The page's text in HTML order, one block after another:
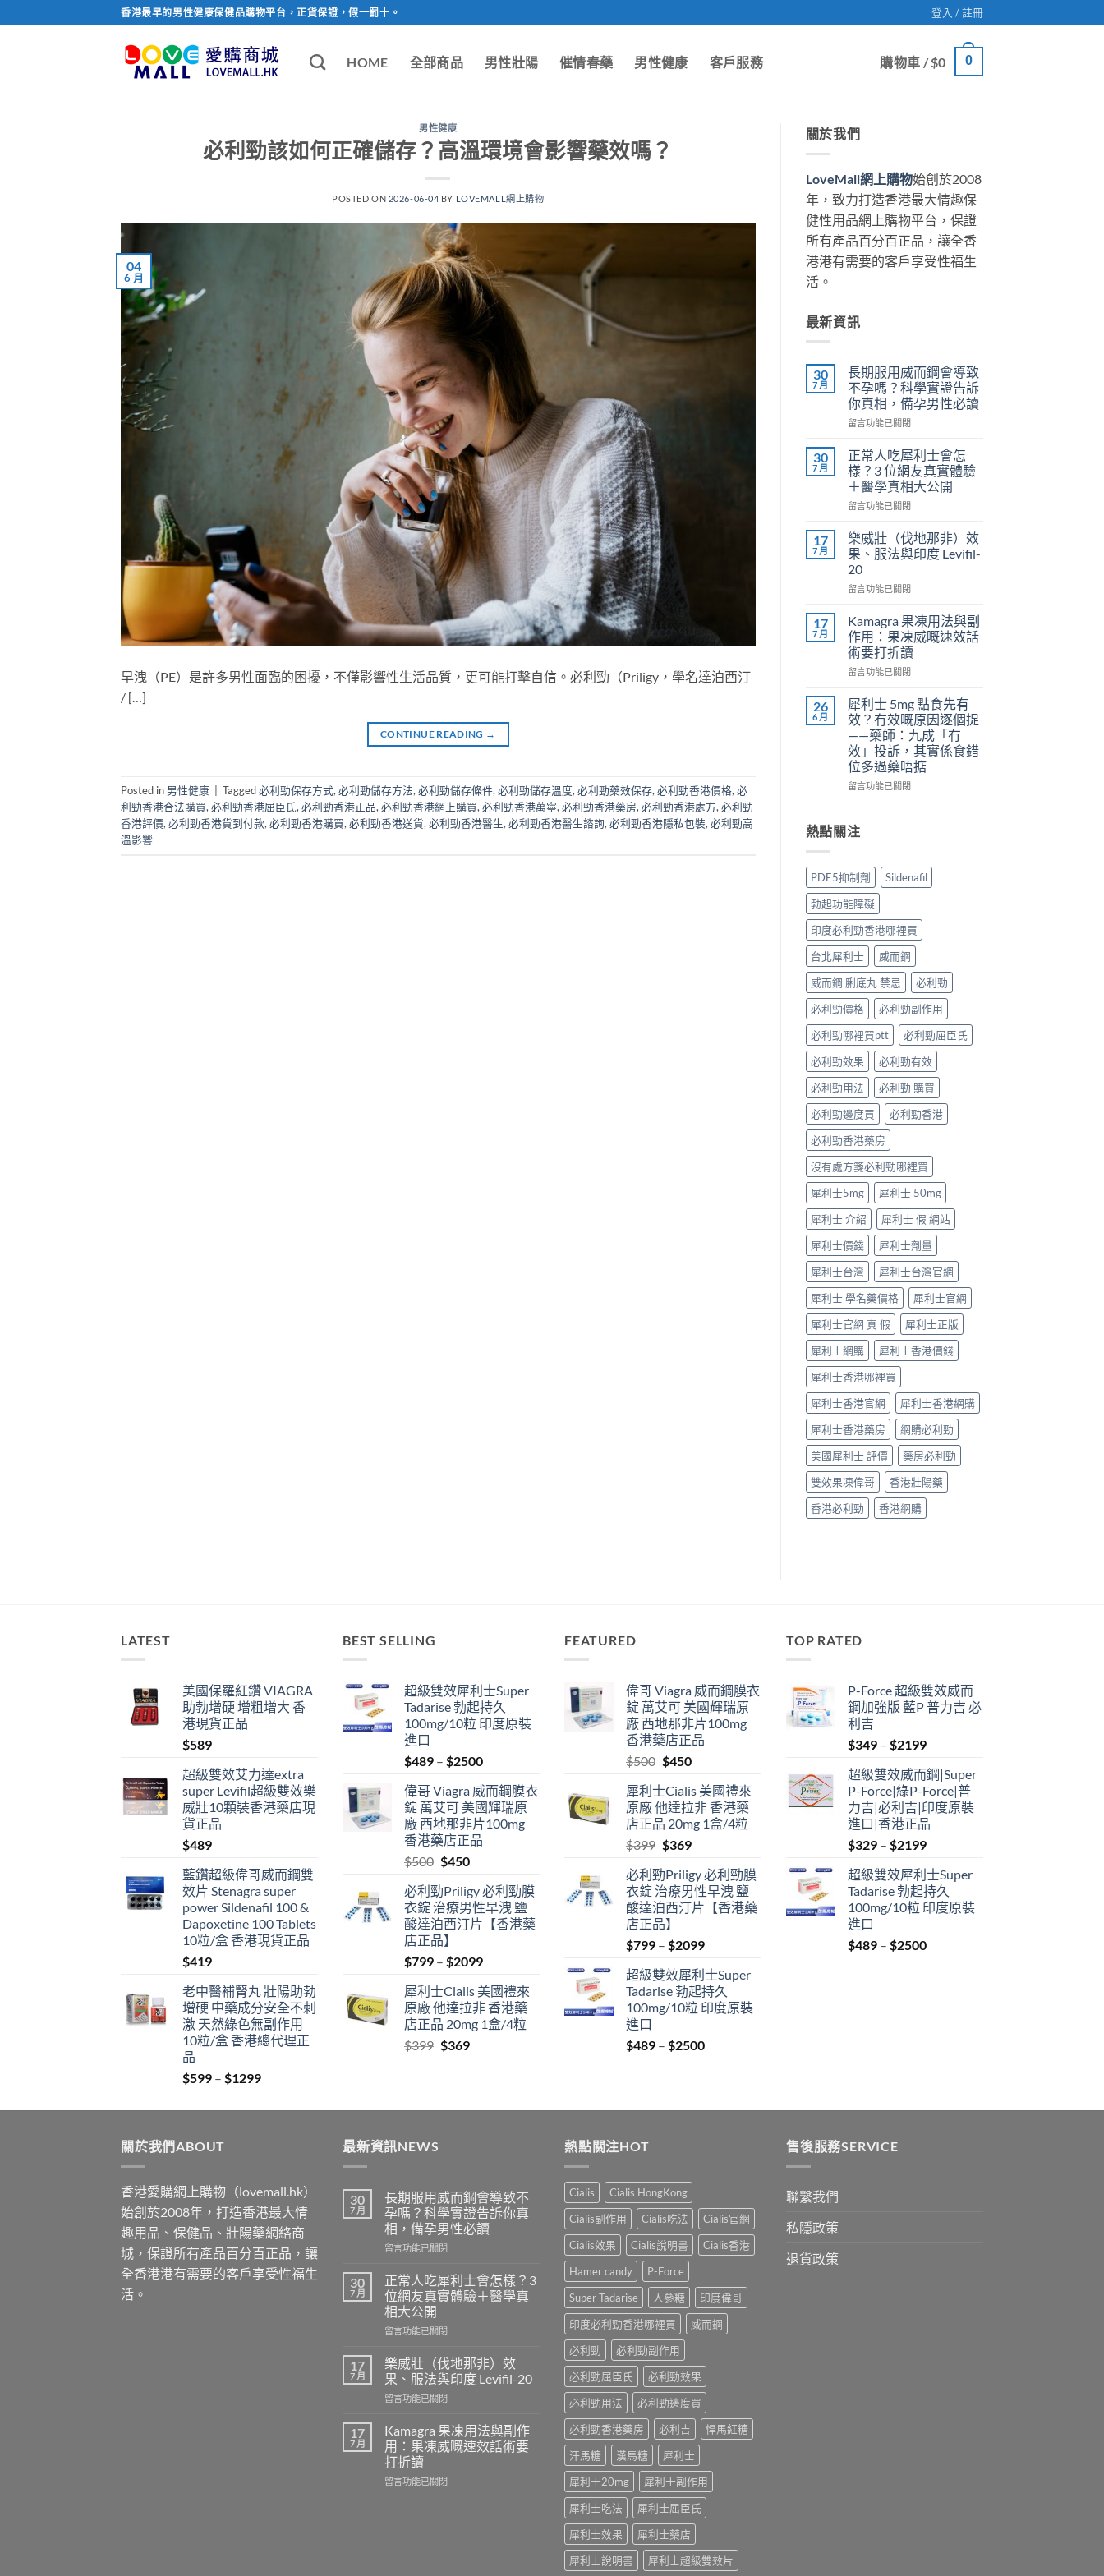
to
香港最早的男性健康保健品購物平台，正貨保證，假一罰十。 登入 / 註冊
HOME 全部商品 男性壯陽 催情春藥 男性健康 客戶服務 購物車 /$0 0
男性健康
必利勁該如何正確儲存？高溫環境會影響藥效嗎？
POSTED ON 2026-06-04 BY LOVEMALL網上購物
04
6 月
早洩（PE）是許多男性面臨的困擾，不僅影響性生活品質，更可能打擊自信。必利勁（Priligy，學名達泊西汀
/ […]
CONTINUE READING →
Posted in 男性健康 Tagged必利勁保存方式, 必利勁儲存方法, 必利勁儲存條件, 必利勁儲存溫度, 必利勁藥效保存, 必利勁香港價格, 必
利勁香港合法購買, 必利勁香港屈臣氏, 必利勁香港正品, 必利勁香港網上購買, 必利勁香港萬寧, 必利勁香港藥房, 必利勁香港處方, 必利勁
香港評價, 必利勁香港貨到付款, 必利勁香港購買, 必利勁香港送貨, 必利勁香港醫生, 必利勁香港醫生諮詢, 必利勁香港隱私包裝, 必利勁高
溫影響
關於我們
LoveMall網上購物始創於2008
年，致力打造香港最大情趣保
健性用品網上購物平台，保證
所有產品百分百正品，讓全香
港港有需要的客戶享受性福生
活。
最新資訊
30
7 月
長期服用威而鋼會導致
不孕嗎？科學實證告訴
你真相，備孕男性必讀
在
期
服
用
威
而
會
導
致
不
孕
科
學
實
證
告
你
真
相，
備
孕
男
性
中
留言功能已關閉
30
7 月
正常人吃犀利士會怎
樣？3 位網友真實體驗
＋醫學真相大公開
在
常
人
吃
犀
利
會
怎
樣？
3
位
友
真
實
體
驗
＋
醫
相
大
開〉
中
留言功能已關閉
17
7 月
樂威壯（伐地那非）效
果、服法與印度 Levifil-
20
在
威
壯
（伐
地
那
效
果、
服
與
印
度
中
留言功能已關閉
17
7 月
Kamagra 果凍用法與副
作用：果凍威嘅速效話
術要打折讀
在
果
凍
用
法
與
副
作
凍
威
速
效
話
術
要
打
折
讀〉
中
留言功能已關閉
26
6 月
犀利士 5mg 點食先有
效？冇效嘅原因逐個捉
——藥師：九成「冇
效」投訴，其實係食錯
位多過藥唔掂
在
士
5mg
食
先
有
效？
冇
效
嘅
原
因
逐
個
捉
——
藥
師：
九
成
「冇
效」
投
訴，
其
實
係
食
錯
位
多
過
藥
唔
掂〉
中
留言功能已關閉
熱點關注
PDE5抑制劑
Sildenafil
勃起功能障礙
印度必利勁香港哪裡買
台北犀利士
威而鋼
威而鋼 脷底丸 禁忌
必利勁
必利勁價格
必利勁副作用
必利勁哪裡買ptt
必利勁屈臣氏
必利勁效果
必利勁有效
必利勁用法
必利勁 購買
必利勁邊度買
必利勁香港
必利勁香港藥房
沒有處方箋必利勁哪裡買
犀利士5mg
犀利士 50mg
犀利士 介紹
犀利士 假 網站
犀利士價錢
犀利士劑量
犀利士台灣
犀利士台灣官網
犀利士 學名藥價格
犀利士官網
犀利士官網 真 假
犀利士正版
犀利士網購
犀利士香港價錢
犀利士香港哪裡買
犀利士香港官網
犀利士香港網購
犀利士香港藥房
網購必利勁
美國犀利士 評價
藥房必利勁
雙效果凍偉哥
香港壯陽藥
香港必利勁
香港網購
LATEST
美國保羅紅鑽 VIAGRA
助勃增硬 增粗增大 香
港現貨正品
$589
超級雙效艾力達extra
super Levifil超級雙效樂
威壯10顆裝香港藥店現
貨正品
$489
藍鑽超級偉哥威而鋼雙
效片 Stenagra super
power Sildenafil 100 &
Dapoxetine 100 Tablets
10粒/盒 香港現貨正品
$419
老中醫補腎丸 壯陽助勃
增硬 中藥成分安全不刺
激 天然綠色無副作用
10粒/盒 香港總代理正
品
$599 – $1299Price
$599
BEST SELLING
超級雙效犀利士Super
Tadarise 勃起持久
100mg/10粒 印度原裝
進口
$489 – $2500Price
$489
through
$2500
偉哥 Viagra 威而鋼膜衣
錠 萬艾可 美國輝瑞原
廠 西地那非片100mg
香港藥店正品
$500 Original
was:
$500.
$450Current
is:
$450.
必利勁Priligy 必利勁膜
衣錠 治療男性早洩 鹽
酸達泊西汀片【香港藥
店正品】
$799 – $2099Price
$799
through
$2099
犀利士Cialis 美國禮來
原廠 他達拉非 香港藥
店正品 20mg 1盒/4粒
$399 Original
$369Current
FEATURED
偉哥 Viagra 威而鋼膜衣
錠 萬艾可 美國輝瑞原
廠 西地那非片100mg
香港藥店正品
$500 Original
was:
$500.
$450Current
is:
$450.
犀利士Cialis 美國禮來
原廠 他達拉非 香港藥
店正品 20mg 1盒/4粒
$399 Original
was:
$399.
$369Current
is:
$369.
必利勁Priligy 必利勁膜
衣錠 治療男性早洩 鹽
酸達泊西汀片【香港藥
店正品】
$799 – $2099Price
$799
through
$2099
超級雙效犀利士Super
Tadarise 勃起持久
100mg/10粒 印度原裝
進口
$489 – $2500Price
$2500
TOP RATED
P-Force 超級雙效威而
鋼加強版 藍P 普力吉 必
利吉
$349 – $2199Price
$349
through
$2199
超級雙效威而鋼|Super
P-Force|綠P-Force|普
力吉|必利吉|印度原裝
進口|香港正品
$329 – $2199Price
$329
through
$2199
超級雙效犀利士Super
Tadarise 勃起持久
100mg/10粒 印度原裝
進口
$489 – $2500Price
關於我們ABOUT
香港愛購網上購物（lovemall.hk）
始創於2008年，打造香港最大情
趣用品、保健品、壯陽藥網絡商
城，保證所有產品百分百正品，讓
全香港港有需要的客戶享受性福生
活。
最新資訊NEWS
30
7 月
長期服用威而鋼會導致不
孕嗎？科學實證告訴你真
相，備孕男性必讀
在
期
服
用
威
而
會
導
致
不
嗎？
科
學
實
證
留言功能已關閉
30
7 月
正常人吃犀利士會怎樣？3
位網友真實體驗＋醫學真
相大公開
在
常
人
吃
犀
士
會
怎
樣？
3
留言功能已關閉
17
7 月
樂威壯（伐地那非）效
果、服法與印度 Levifil-20
在
威
壯
（伐
地
那
留言功能已關閉
17
7 月
Kamagra 果凍用法與副作
用：果凍威嘅速效話術要
打折讀
在
留言功能已關閉
熱點關注HOT
Cialis
Cialis HongKong
Cialis副作用
Cialis吃法
Cialis官網
Cialis效果
Cialis說明書
Cialis香港
Hamer candy
P-Force
Super Tadarise
人參糖
印度偉哥
印度必利勁香港哪裡買
威而鋼
必利勁
必利勁副作用
必利勁屈臣氏
必利勁效果
必利勁用法
必利勁邊度買
必利勁香港藥房
必利吉
悍馬紅糖
汗馬糖
漢馬糖
犀利士
犀利士20mg
犀利士副作用
犀利士吃法
犀利士屈臣氏
犀利士效果
犀利士藥店
犀利士說明書
犀利士超級雙效片
售後服務SERVICE
聯繫我們
私隱政策
退貨政策